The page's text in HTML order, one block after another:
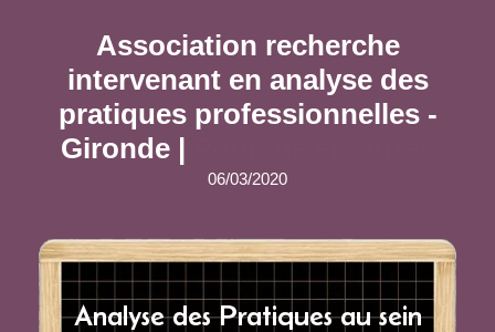
Association recherche
intervenant en analyse des
pratiques professionnelles -
Gironde |
06/03/2020
Analyse des Pratiques au sein